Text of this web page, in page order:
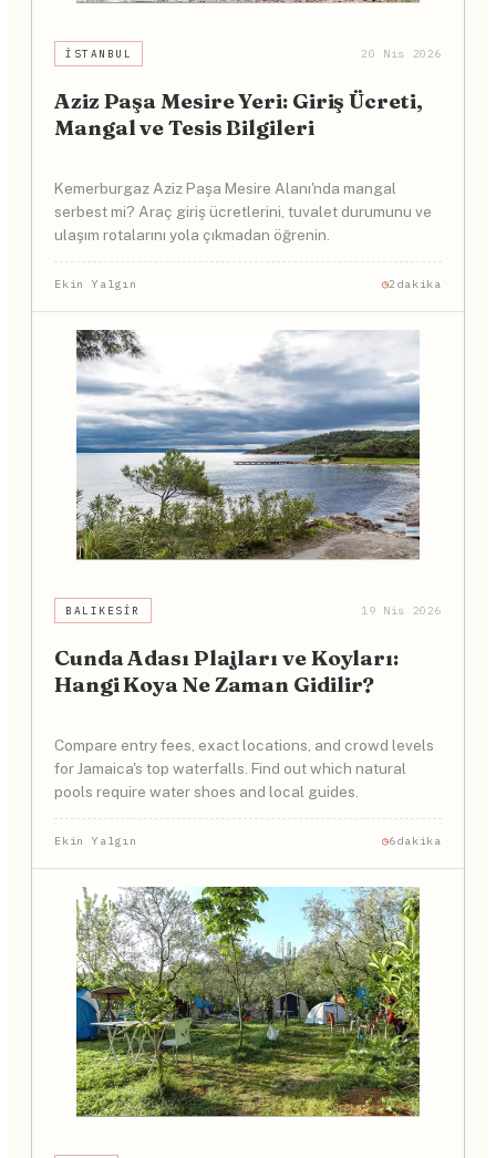
İSTANBUL 20 Nis 2026
Aziz Paşa Mesire Yeri: Giriş Ücreti,
Mangal ve Tesis Bilgileri
Kemerburgaz Aziz Paşa Mesire Alanı'nda mangal
serbest mi? Araç giriş ücretlerini, tuvalet durumunu ve
ulaşım rotalarını yola çıkmadan öğrenin.
Ekin Yalgın 2dakika
BALIKESIR 19 Nis 2026
Cunda Adası Plajları ve Koyları:
Hangi Koya Ne Zaman Gidilir?
Compare entry fees, exact locations, and crowd levels
for Jamaica's top waterfalls. Find out which natural
pools require water shoes and local guides.
Ekin Yalgın 6dakika